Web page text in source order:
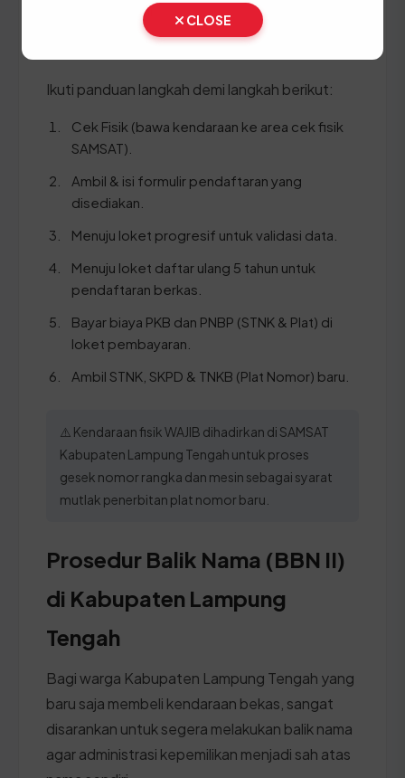
SKPD asli
BPKB asli & copy
Ikuti panduan langkah demi langkah berikut:
Cek Fisik (bawa kendaraan ke area cek fisik
SAMSAT).
Ambil & isi formulir pendaftaran yang
disediakan.
Menuju loket progresif untuk validasi data.
Menuju loket daftar ulang 5 tahun untuk
pendaftaran berkas.
Bayar biaya PKB dan PNBP (STNK & Plat) di
loket pembayaran.
Ambil STNK, SKPD & TNKB (Plat Nomor) baru.
⚠️ Kendaraan fisik WAJIB dihadirkan di SAMSAT
Kabupaten Lampung Tengah untuk proses
gesek nomor rangka dan mesin sebagai syarat
mutlak penerbitan plat nomor baru.
Prosedur Balik Nama (BBN II)
di Kabupaten Lampung
Tengah
Bagi warga Kabupaten Lampung Tengah yang
baru saja membeli kendaraan bekas, sangat
disarankan untuk segera melakukan balik nama
agar administrasi kepemilikan menjadi sah atas
CLOSE